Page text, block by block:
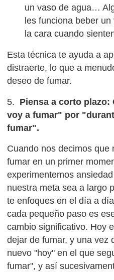
un vaso de agua…
les funciona beber
la cara cuando
Esta técnica te ayuda a
distraerte, lo que a
deseo de fumar.
5. Piensa a corto plazo:
voy a fumar" por
fumar".
Cuando nos decimos que
fumar en un primer
experimentemos
nuestra meta sea a largo
te enfoques en el día a
cada pequeño paso es
cambio significativo. Hoy
dejar de fumar, y una vez
nuevo "hoy" en el que
fumar", y así